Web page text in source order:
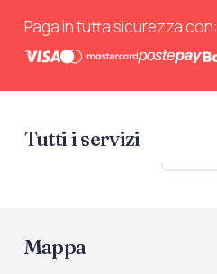
Paga in tutta sicurezza con:
Tutti i servizi
Mappa